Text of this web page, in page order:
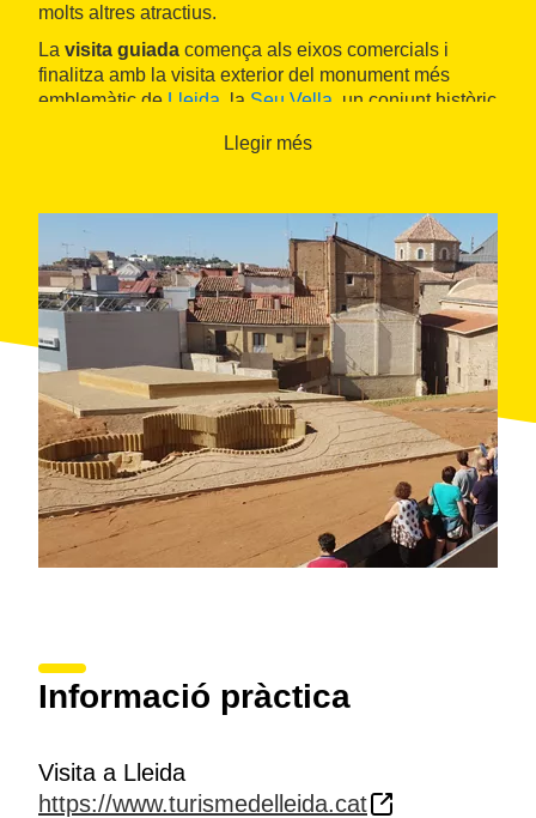
molts altres atractius.
La visita guiada comença als eixos comercials i
finalitza amb la visita exterior del monument més
emblemàtic de Lleida , la Seu Vella , un conjunt històric
Llegir més
Informació pràctica
Visita a Lleida
https://www.turismedelleida.cat